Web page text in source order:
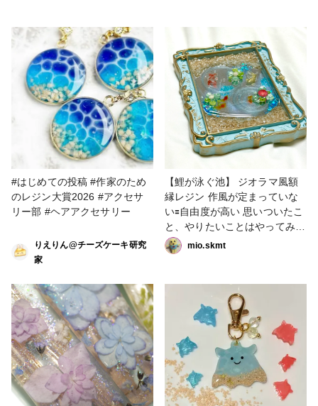
#はじめての投稿 #作家のため
のレジン大賞2026 #アクセサ
リー部 #ヘアアクセサリー
りえりん@チーズケーキ研究
家
【鯉が泳ぐ池】 ジオラマ風額
縁レジン 作風が定まっていな
い🟰自由度が高い 思いついたこ
と、やりたいことはやってみよ
う、という思いで作成しまし
た。 #作家のためのレジン大賞
mio.skmt